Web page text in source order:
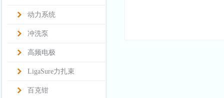
动力系统
冲洗泵
高频电极
LigaSure力扎束
百克钳